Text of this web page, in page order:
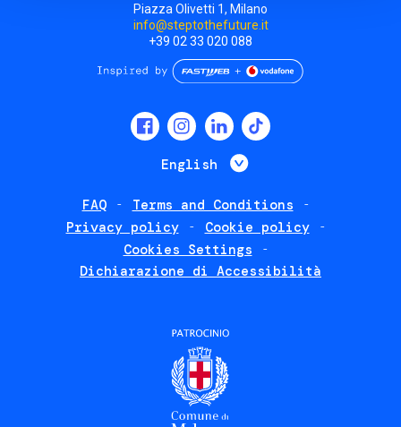
Piazza Olivetti 1, Milano
info@steptothefuture.it
+39 02 33 020 088
English List additional
FAQ
Terms and Conditions
Privacy policy
Cookie policy
Cookies Settings
Dichiarazione di Accessibilità